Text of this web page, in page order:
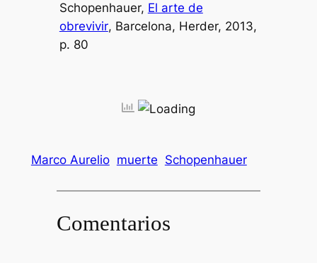
Schopenhauer, El arte de
obrevivir, Barcelona, Herder, 2013,
p. 80
Marco Aurelio muerte Schopenhauer
Comentarios